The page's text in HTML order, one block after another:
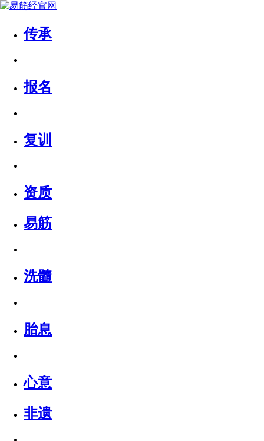
传承
报名
复训
资质
易筋
洗髓
胎息
心意
非遗